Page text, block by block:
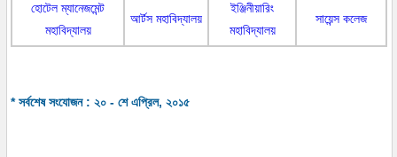
হোটেল ম্যানেজমেন্ট
মহাবিদ্যালয়
আর্টস মহাবিদ্যালয়
ইঞ্জিনীয়ারিং
মহাবিদ্যালয়
সায়েন্স কলেজ
* সর্বশেষ সংযোজন : ২০ - শে এপ্রিল, ২০১৫